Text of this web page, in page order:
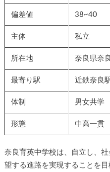
偏差値 38~40
主体 私立
所在地 奈良県奈
最寄り駅 近鉄奈良
体制 男女共学
形態 中高一貫
奈良育英中学校は、自立し、
望する進路を実現することを目